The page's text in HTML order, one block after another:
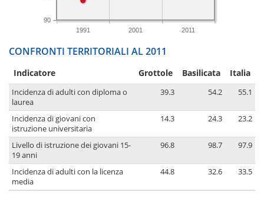
1991 2001 2011
90
CONFRONTI TERRITORIALI AL 2011
Indicatore Grottole Basilicata Italia
Incidenza di adulti con diploma o
laurea
39.3 54.2 55.1
Incidenza di giovani con
istruzione universitaria
14.3 24.3 23.2
Livello di istruzione dei giovani 15-
19 anni
96.8 98.7 97.9
Incidenza di adulti con la licenza
media
44.8 32.6 33.5